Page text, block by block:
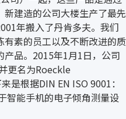
建造的公司大楼生产了最先
年搬入了丹肯多夫。我们
素的员工以及不断改进的质
品。2015年1月1日，公司
更名为Roeckle
是根据DIN EN ISO 9001：
智能手机的电子倾角测量设